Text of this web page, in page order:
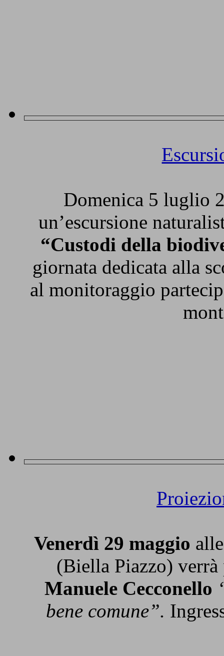
Domenica 5 luglio
un’escursione
“Custodi della
giornata dedicata alla
al monitoraggio
Venerdì 29 maggio
(Biella Piazzo)
Manuele Cecconello
bene comune”.